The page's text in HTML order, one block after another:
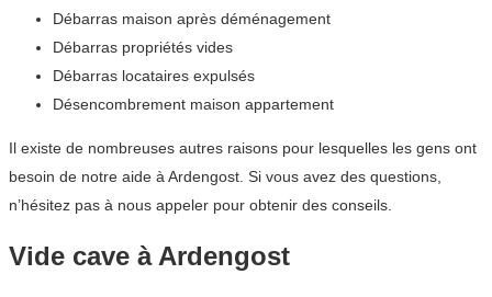
Débarras maison après déménagement
Débarras propriétés vides
Débarras locataires expulsés
Désencombrement maison appartement
Il existe de nombreuses autres raisons pour lesquelles les gens ont
besoin de notre aide à Ardengost. Si vous avez des questions,
n’hésitez pas à nous appeler pour obtenir des conseils.
Vide cave à Ardengost